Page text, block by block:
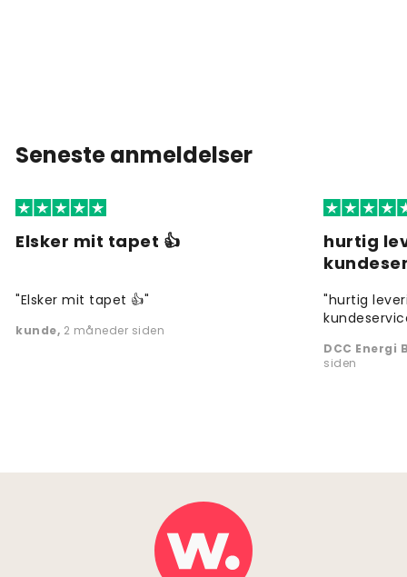
Seneste anmeldelser
Elsker mit tapet 👍
"Elsker mit tapet 👍"
kunde, 2 måneder siden
hurtig
"hurtig
DCC Energi
siden